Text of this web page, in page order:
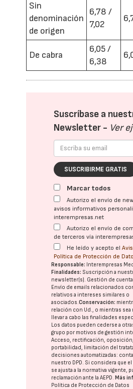
Sin
denominación
de origen
6,78 /
7,02
De cabra
6,05 /
6,38
Suscríbase a
Newsletter - Ver
SUSCRIBIRME GRATIS
Marcar todos
Autorizo el envío de
avisos informativos
interempresas.net
Autorizo el envío de
de terceros vía
He leído y acepto el
Política de Protección de
Responsable: Interempresas
Finalidades: Suscripción a
newsletter(s). Gestión de
Envío de emails relacionados
relativos a intereses similares o
asociados.Conservación:
relación con Ud., o mientras sea
llevar a cabo las finalidades
Los datos pueden cederse a
grupo por motivos de gestión
Acceso, rectificación,
portabilidad, limitación del
decisiones automatizadas:
nuestro DPD. Si considera que
se ajusta a la normativa vigente,
reclamación ante laAEPD.Más
Política de Protección de Datos